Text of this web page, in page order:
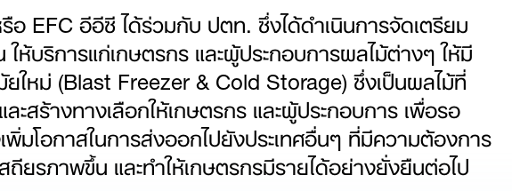
EFC อีอีซี ได้ร่วมกับ ปตท. ซึ่งได้ดำเนินการจัดเตรียม
บริการแก่เกษตรกร และผู้ประกอบการผลไม้ต่างๆ ให้มี
ใหม่ (Blast Freezer & Cold Storage) ซึ่งเป็นผลไม้ที่
ร้างทางเลือกให้เกษตรกร และผู้ประกอบการ เพื่อรอ
มโอกาสในการส่งออกไปยังประเทศอื่นๆ ที่มีความต้องการ
ยรภาพขึ้น และทำให้เกษตรกรมีรายได้อย่างยั่งยืนต่อไป